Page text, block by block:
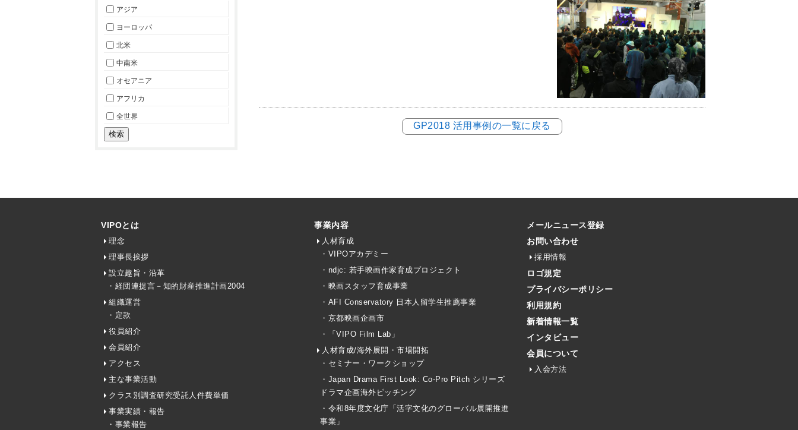
GP2018 活用事例の一覧に戻る
アジア
ヨーロッパ
北米
中南米
オセアニア
アフリカ
全世界
VIPOとは
理念
理事長挨拶
設立趣旨・沿革
・経団連提言－知的財産推進計画2004
組織運営
・定款
役員紹介
会員紹介
アクセス
主な事業活動
クラス別調査研究受託人件費単価
事業実績・報告
・事業報告
事業内容
人材育成
・VIPOアカデミー
・ndjc: 若手映画作家育成プロジェクト
・映画スタッフ育成事業
・AFI Conservatory 日本人留学生推薦事業
・京都映画企画市
・「VIPO Film Lab」
人材育成/海外展開・市場開拓
・セミナー・ワークショップ
・Japan Drama First Look: Co-Pro Pitch シリーズ
ドラマ企画海外ピッチング
・令和8年度文化庁「活字文化のグローバル展開推進
事業」
メールニュース登録
お問い合わせ
採用情報
ロゴ規定
プライバシーポリシー
利用規約
新着情報一覧
インタビュー
会員について
入会方法